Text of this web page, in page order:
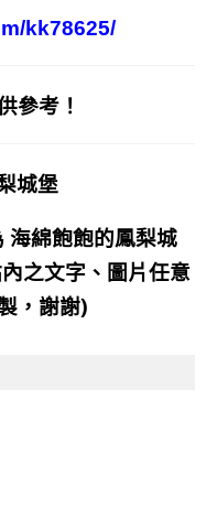
kk78625/
參考！
城堡
海綿飽飽的鳳梨城
之文字、圖片任意
，謝謝)